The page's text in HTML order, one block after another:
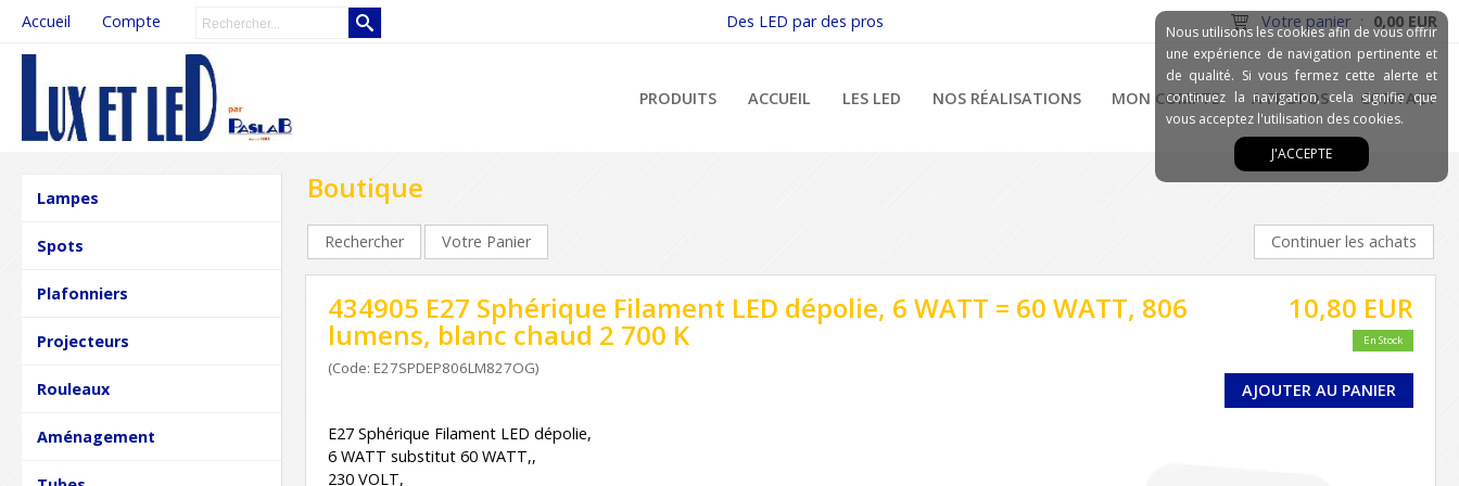
Accueil Compte Votre panier : 0,00 EUR
Des LED par des pros
PRODUITS ACCUEIL LES LED NOS RÉALISATIONS MON COMPTE A PROPOS CONTACT
Lampes
Spots
Plafonniers
Projecteurs
Rouleaux
Aménagement
Boutique
Rechercher Votre Panier Continuer les achats
434905 E27 Sphérique Filament LED dépolie, 6 WATT = 60 WATT, 806
lumens, blanc chaud 2 700 K
(Code: E27SPDEP806LM827OG)
10,80 EUR
En Stock
AJOUTER AU PANIER
E27 Sphérique Filament LED dépolie,
6 WATT substitut 60 WATT,,
230 VOLT,
Nous utilisons les cookies afin de vous offrir
une expérience de navigation pertinente et
de qualité. Si vous fermez cette alerte et
continuez la navigation, cela signifie que
vous acceptez l'utilisation des cookies.
J'ACCEPTE